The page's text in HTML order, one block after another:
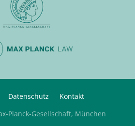
Datenschutz
Kontakt
Planck-Gesellschaft, München